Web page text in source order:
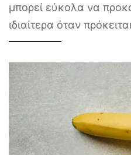
μπορεί εύκολα να
ιδιαίτερα όταν